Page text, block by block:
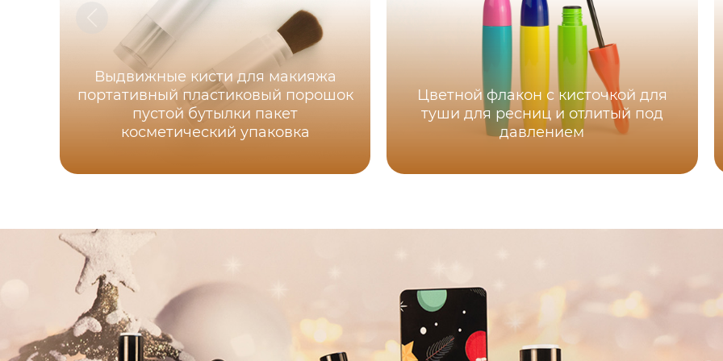
Выдвижные кисти для макияжа
портативный пластиковый порошок
пустой бутылки пакет
косметический упаковка
Цветной флакон с кисточкой для
туши для ресниц и отлитый под
давлением